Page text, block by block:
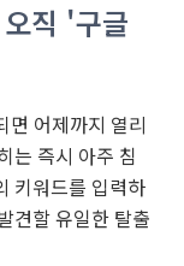
직 '구글
면 어제까지 열리
는 즉시 아주 침
키워드를 입력하
견할 유일한 탈출